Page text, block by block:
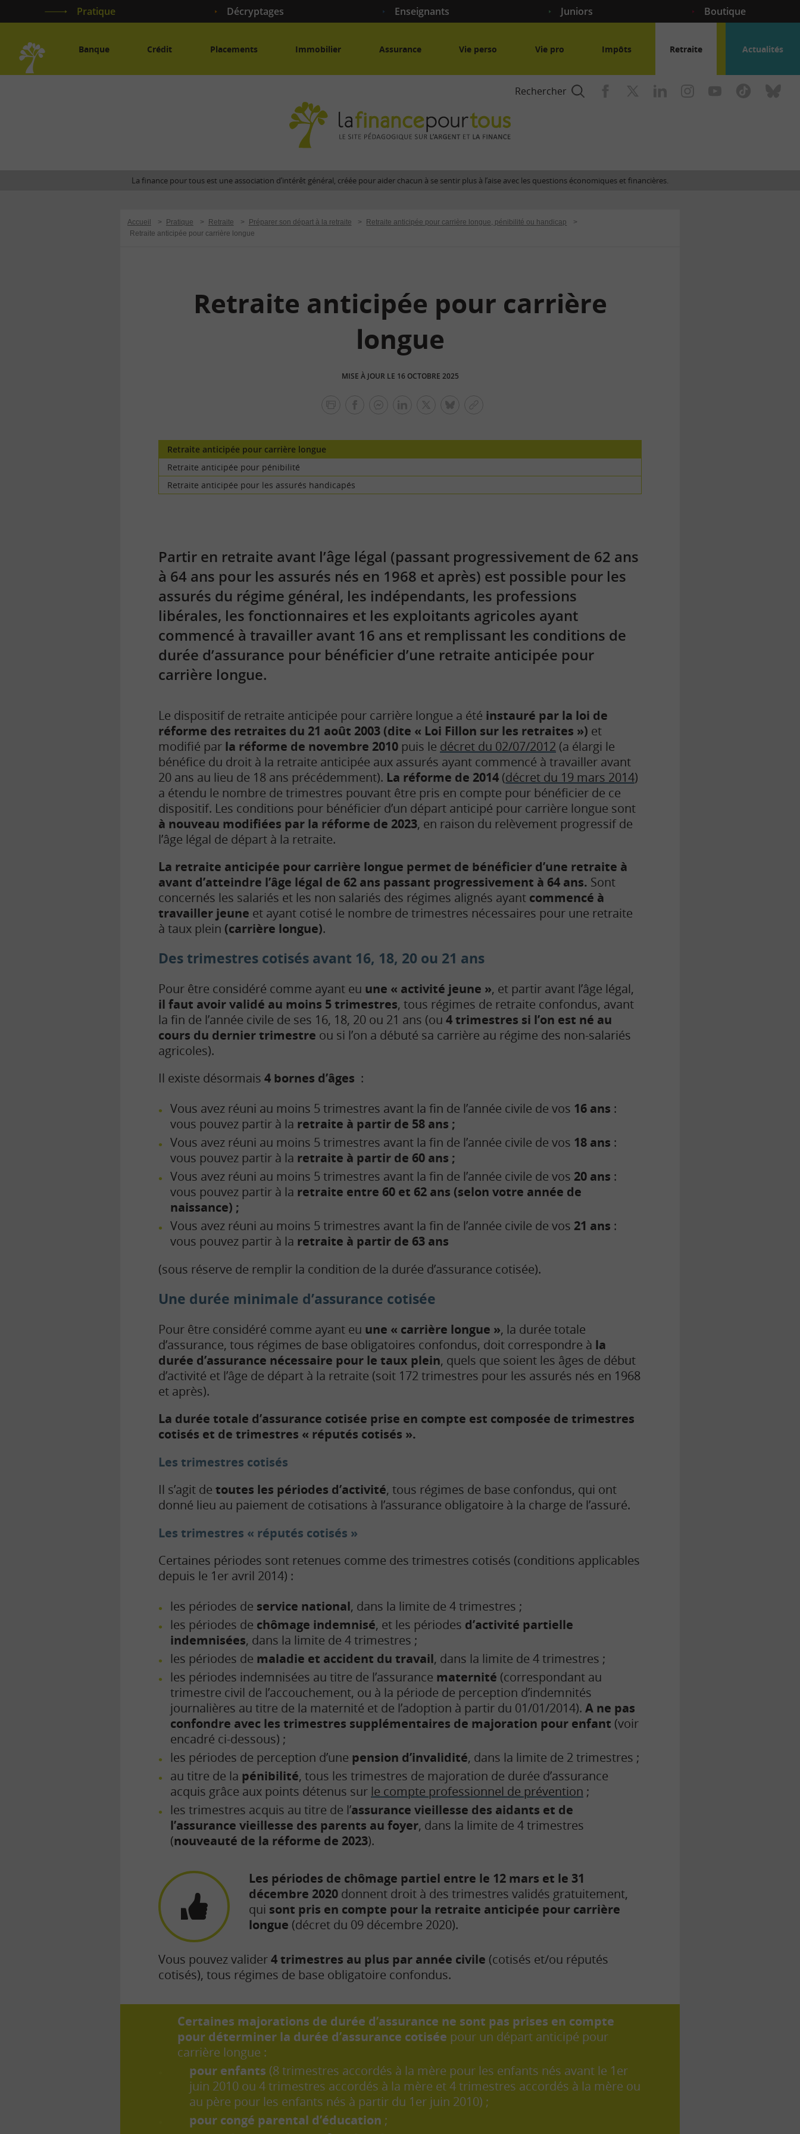
Pratique Décryptages Enseignants Juniors Boutique
Banque Crédit Placements Immobilier Assurance Vie perso Vie pro Impôts Retraite Actualités
Rechercher
finance
site
l'argent
La finance pour tous est une association d’intérêt général, créée pour aider chacun à se sentir plus à l’aise avec les questions économiques et financières.
Accueil > Pratique > Retraite > Préparer son départ à la retraite > Retraite anticipée pour carrière longue, pénibilité ou handicap
>
Retraite anticipée pour carrière longue
Retraite anticipée pour carrière
longue
MISE À JOUR LE 16 OCTOBRE 2025
lien
Retraite anticipée pour carrière longue
Retraite anticipée pour pénibilité
Retraite anticipée pour les assurés handicapés
Partir en retraite avant l’âge légal (passant progressivement de 62 ans
à 64 ans pour les assurés nés en 1968 et après) est possible pour les
assurés du régime général, les indépendants, les professions
libérales, les fonctionnaires et les exploitants agricoles ayant
commencé à travailler avant 16 ans et remplissant les conditions de
durée d’assurance pour bénéficier d’une retraite anticipée pour
carrière longue.
Le dispositif de retraite anticipée pour carrière longue a été instauré par la loi de
réforme des retraites du 21 août 2003 (dite « Loi Fillon sur les retraites ») et
modifié par la réforme de novembre 2010 puis le décret du 02/07/2012 (a élargi le
bénéfice du droit à la retraite anticipée aux assurés ayant commencé à travailler avant
20 ans au lieu de 18 ans précédemment). La réforme de 2014 (décret du 19 mars 2014)
a étendu le nombre de trimestres pouvant être pris en compte pour bénéficier de ce
dispositif. Les conditions pour bénéficier d’un départ anticipé pour carrière longue sont
à nouveau modifiées par la réforme de 2023, en raison du relèvement progressif de
l’âge légal de départ à la retraite.
La retraite anticipée pour carrière longue permet de bénéficier d’une retraite à
avant d’atteindre l’âge légal de 62 ans passant progressivement à 64 ans. Sont
concernés les salariés et les non salariés des régimes alignés ayant commencé à
travailler jeune et ayant cotisé le nombre de trimestres nécessaires pour une retraite
à taux plein (carrière longue).
Des trimestres cotisés avant 16, 18, 20 ou 21 ans
Pour être considéré comme ayant eu une « activité jeune », et partir avant l’âge légal,
il faut avoir validé au moins 5 trimestres, tous régimes de retraite confondus, avant
la fin de l’année civile de ses 16, 18, 20 ou 21 ans (ou 4 trimestres si l’on est né au
cours du dernier trimestre ou si l’on a débuté sa carrière au régime des non-salariés
agricoles).
Il existe désormais 4 bornes d’âges :
Vous avez réuni au moins 5 trimestres avant la fin de l’année civile de vos 16 ans :
vous pouvez partir à la retraite à partir de 58 ans ;
Vous avez réuni au moins 5 trimestres avant la fin de l’année civile de vos 18 ans :
vous pouvez partir à la retraite à partir de 60 ans ;
Vous avez réuni au moins 5 trimestres avant la fin de l’année civile de vos 20 ans :
vous pouvez partir à la retraite entre 60 et 62 ans (selon votre année de
naissance) ;
Vous avez réuni au moins 5 trimestres avant la fin de l’année civile de vos 21 ans :
vous pouvez partir à la retraite à partir de 63 ans
(sous réserve de remplir la condition de la durée d’assurance cotisée).
Une durée minimale d’assurance cotisée
Pour être considéré comme ayant eu une « carrière longue », la durée totale
d’assurance, tous régimes de base obligatoires confondus, doit correspondre à la
durée d’assurance nécessaire pour le taux plein, quels que soient les âges de début
d’activité et l’âge de départ à la retraite (soit 172 trimestres pour les assurés nés en 1968
et après).
La durée totale d’assurance cotisée prise en compte est composée de trimestres
cotisés et de trimestres « réputés cotisés ».
Les trimestres cotisés
Il s’agit de toutes les périodes d’activité, tous régimes de base confondus, qui ont
donné lieu au paiement de cotisations à l’assurance obligatoire à la charge de l’assuré.
Les trimestres « réputés cotisés »
Certaines périodes sont retenues comme des trimestres cotisés (conditions applicables
depuis le 1er avril 2014) :
les périodes de service national, dans la limite de 4 trimestres ;
les périodes de chômage indemnisé, et les périodes d’activité partielle
indemnisées, dans la limite de 4 trimestres ;
les périodes de maladie et accident du travail, dans la limite de 4 trimestres ;
les périodes indemnisées au titre de l’assurance maternité (correspondant au
trimestre civil de l’accouchement, ou à la période de perception d’indemnités
journalières au titre de la maternité et de l’adoption à partir du 01/01/2014). A ne pas
confondre avec les trimestres supplémentaires de majoration pour enfant (voir
encadré ci-dessous) ;
les périodes de perception d’une pension d’invalidité, dans la limite de 2 trimestres ;
au titre de la pénibilité, tous les trimestres de majoration de durée d’assurance
acquis grâce aux points détenus sur le compte professionnel de prévention ;
les trimestres acquis au titre de l’assurance vieillesse des aidants et de
l’assurance vieillesse des parents au foyer, dans la limite de 4 trimestres
(nouveauté de la réforme de 2023).
Les périodes de chômage partiel entre le 12 mars et le 31
décembre 2020 donnent droit à des trimestres validés gratuitement,
qui sont pris en compte pour la retraite anticipée pour carrière
longue (décret du 09 décembre 2020).
Vous pouvez valider4 trimestres au plus par année civile (cotisés et/ou réputés
cotisés), tous régimes de base obligatoire confondus.
Certaines majorations de durée d’assurance ne sont pas prises en compte
pour déterminer la durée d’assurance cotisée pour un départ anticipé pour
carrière longue :
pour enfants (8 trimestres accordés à la mère pour les enfants nés avant le 1er
juin 2010 ou 4 trimestres accordés à la mère et 4 trimestres accordés à la mère ou
au père pour les enfants nés à partir du 1er juin 2010) ;
pour congé parental d’éducation ;